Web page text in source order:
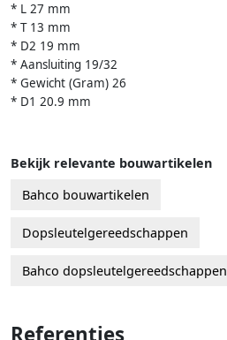
* L 27 mm
* T 13 mm
* D2 19 mm
* Aansluiting 19/32
* Gewicht (Gram) 26
* D1 20.9 mm
Bekijk relevante bouwartikelen
Bahco bouwartikelen
Dopsleutelgereedschappen
Bahco dopsleutelgereedschappen